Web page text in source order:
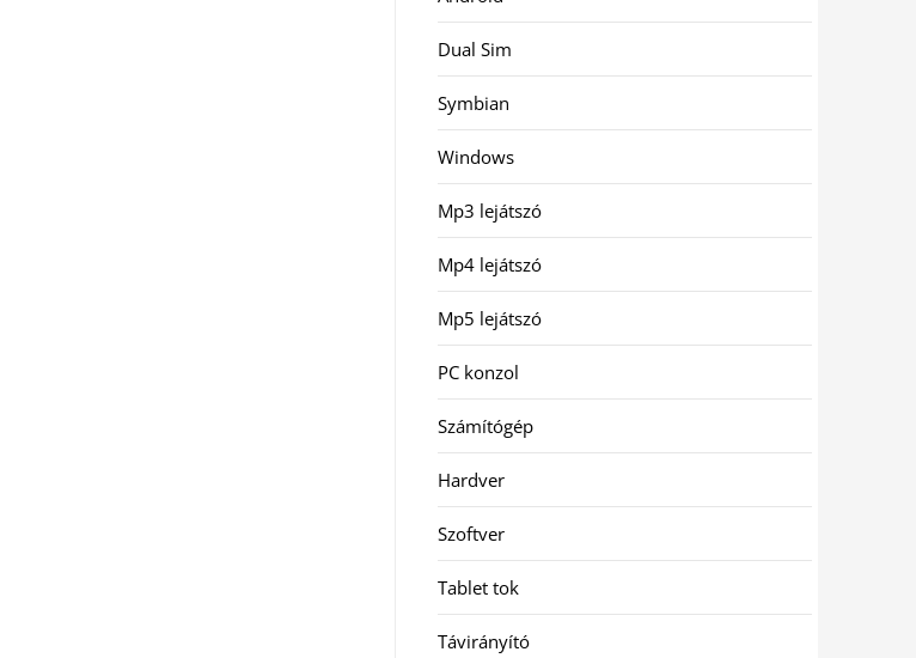
Dual Sim
Symbian
Windows
Mp3 lejátszó
Mp4 lejátszó
Mp5 lejátszó
PC konzol
Számítógép
Hardver
Szoftver
Tablet tok
Távirányító